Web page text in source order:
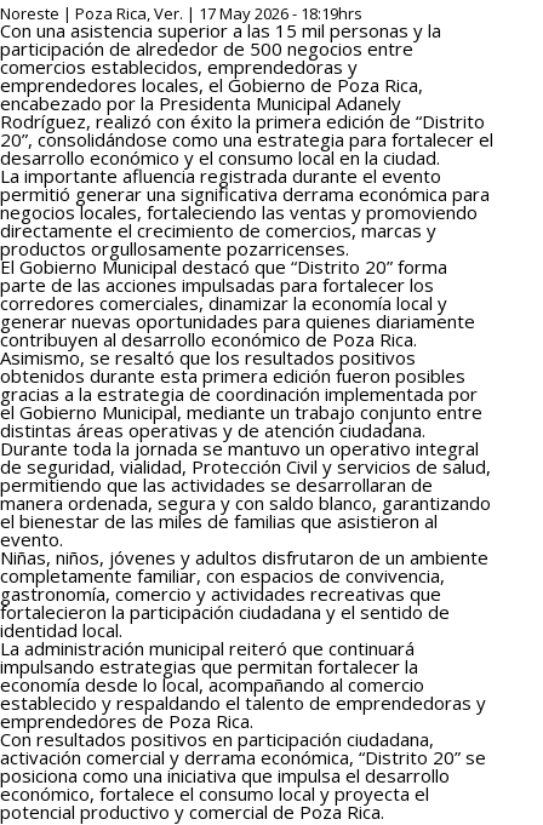
Noreste | Poza Rica, Ver. | 17 May 2026 - 18:19hrs
Con una asistencia superior a las 15 mil personas y la
participación de alrededor de 500 negocios entre
comercios establecidos, emprendedoras y
emprendedores locales, el Gobierno de Poza Rica,
encabezado por la Presidenta Municipal Adanely
Rodríguez, realizó con éxito la primera edición de “Distrito
20”, consolidándose como una estrategia para fortalecer el
desarrollo económico y el consumo local en la ciudad.
La importante afluencia registrada durante el evento
permitió generar una significativa derrama económica para
negocios locales, fortaleciendo las ventas y promoviendo
directamente el crecimiento de comercios, marcas y
productos orgullosamente pozarricenses.
El Gobierno Municipal destacó que “Distrito 20” forma
parte de las acciones impulsadas para fortalecer los
corredores comerciales, dinamizar la economía local y
generar nuevas oportunidades para quienes diariamente
contribuyen al desarrollo económico de Poza Rica.
Asimismo, se resaltó que los resultados positivos
obtenidos durante esta primera edición fueron posibles
gracias a la estrategia de coordinación implementada por
el Gobierno Municipal, mediante un trabajo conjunto entre
distintas áreas operativas y de atención ciudadana.
Durante toda la jornada se mantuvo un operativo integral
de seguridad, vialidad, Protección Civil y servicios de salud,
permitiendo que las actividades se desarrollaran de
manera ordenada, segura y con saldo blanco, garantizando
el bienestar de las miles de familias que asistieron al
evento.
Niñas, niños, jóvenes y adultos disfrutaron de un ambiente
completamente familiar, con espacios de convivencia,
gastronomía, comercio y actividades recreativas que
fortalecieron la participación ciudadana y el sentido de
identidad local.
La administración municipal reiteró que continuará
impulsando estrategias que permitan fortalecer la
economía desde lo local, acompañando al comercio
establecido y respaldando el talento de emprendedoras y
emprendedores de Poza Rica.
Con resultados positivos en participación ciudadana,
activación comercial y derrama económica, “Distrito 20” se
posiciona como una iniciativa que impulsa el desarrollo
económico, fortalece el consumo local y proyecta el
potencial productivo y comercial de Poza Rica.